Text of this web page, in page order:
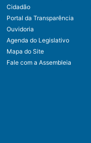
Cidadão
Portal da Transparência
Ouvidoria
Agenda do Legislativo
Mapa do Site
Fale com a Assembleia